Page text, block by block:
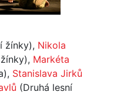
žínky), Nikola
Markéta
Stanislava Jirků
(Druhá lesní